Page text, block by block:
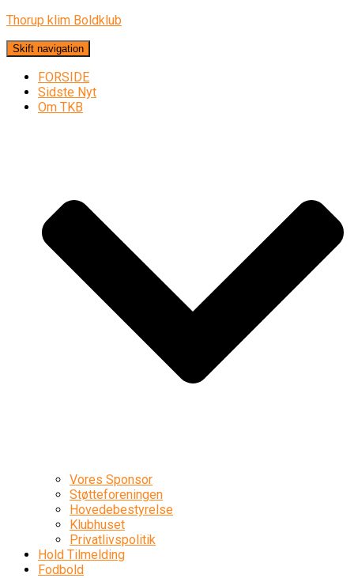
Thorup klim Boldklub
Skift navigation
FORSIDE
Sidste Nyt
Om TKB
Vores Sponsor
Støtteforeningen
Hovedebestyrelse
Klubhuset
Privatlivspolitik
Hold Tilmelding
Fodbold